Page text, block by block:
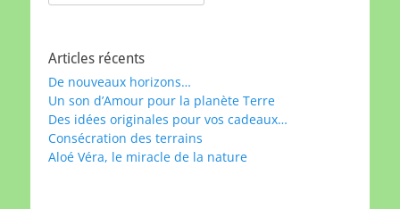
Articles récents
De nouveaux horizons…
Un son d’Amour pour la planète Terre
Des idées originales pour vos cadeaux…
Consécration des terrains
Aloé Véra, le miracle de la nature